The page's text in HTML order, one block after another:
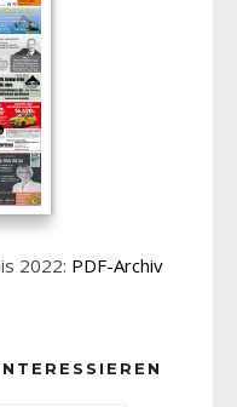
2022: PDF-Archiv